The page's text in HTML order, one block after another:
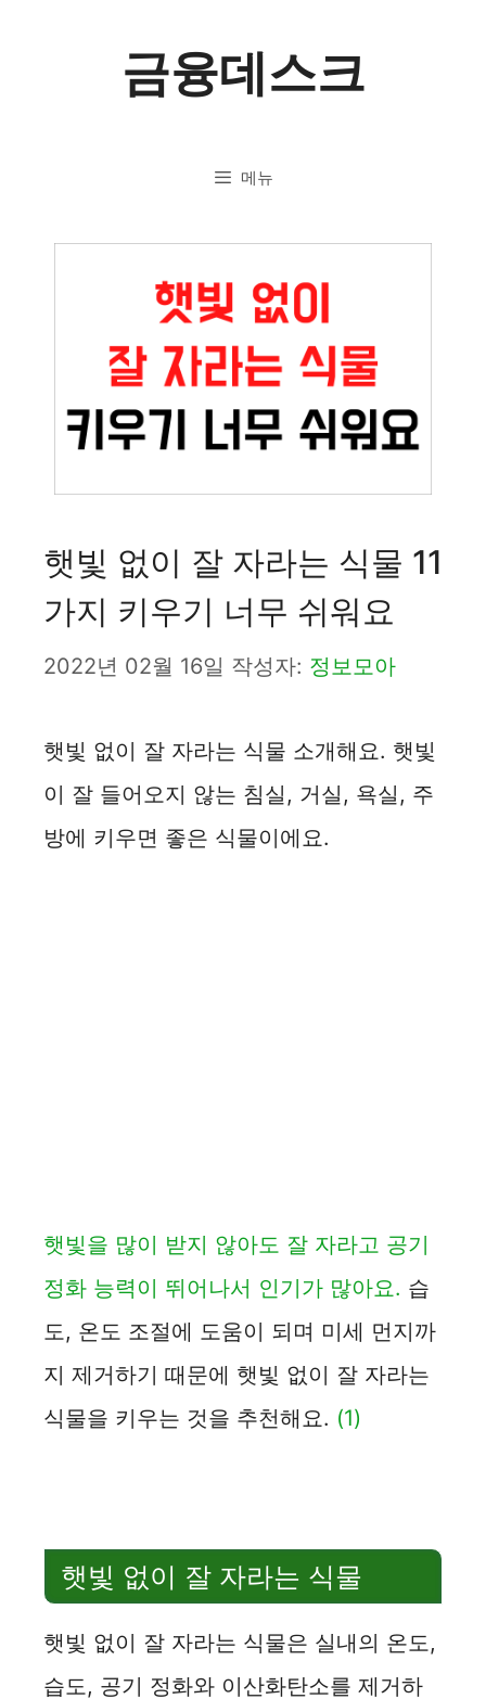
금융데스크
메뉴
햇빛 없이 잘 자라는 식물 11
가지 키우기 너무 쉬워요
2022년 02월 16일 작성자: 정보모아
햇빛 없이 잘 자라는 식물 소개해요. 햇빛
이 잘 들어오지 않는 침실, 거실, 욕실, 주
방에 키우면 좋은 식물이에요.
햇빛을 많이 받지 않아도 잘 자라고 공기
정화 능력이 뛰어나서 인기가 많아요. 습
도, 온도 조절에 도움이 되며 미세 먼지까
지 제거하기 때문에 햇빛 없이 잘 자라는
식물을 키우는 것을 추천해요. (1)
햇빛 없이 잘 자라는 식물
햇빛 없이 잘 자라는 식물은 실내의 온도,
습도, 공기 정화와 이산화탄소를 제거하